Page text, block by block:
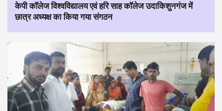
केपी कॉलेज विश्वविद्यालय एवं हरि साह कॉलेज उदाकिशुनगंज में
छात्र अध्यक्ष का किया गया संगठन